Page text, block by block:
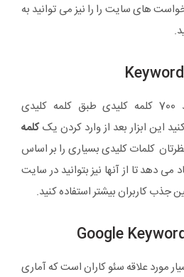
های سایت را را نیز می توانید به
در این ابزار شما میتوانید 700 کلمه کلیدی طبق کلمه کلیدی
این ابزار بعد از وارد کردن یککلمه
کلمات کلیدی بسیاری را بر اساس
می دهد تا از آنها نیز بتوانید در سایت
کاربران بیشتر استفاده کنید.
مورد علاقه سئو کاران است که آماری